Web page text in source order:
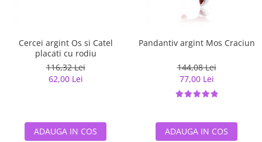
Cercei argint Os si Catel
placati cu rodiu
116,32 Lei
62,00 Lei
ADAUGA IN COS
Pandantiv argint Mos Craciun
144,08 Lei
77,00 Lei
ADAUGA IN COS